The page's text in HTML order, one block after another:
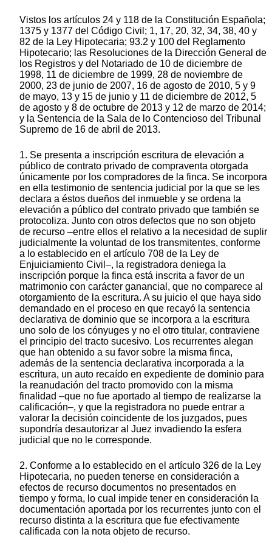
Vistos los artículos 24 y 118 de la Constitución Española;
1375 y 1377 del Código Civil; 1, 17, 20, 32, 34, 38, 40 y
82 de la Ley Hipotecaria; 93.2 y 100 del Reglamento
Hipotecario; las Resoluciones de la Dirección General de
los Registros y del Notariado de 10 de diciembre de
1998, 11 de diciembre de 1999, 28 de noviembre de
2000, 23 de junio de 2007, 16 de agosto de 2010, 5 y 9
de mayo, 13 y 15 de junio y 11 de diciembre de 2012, 5
de agosto y 8 de octubre de 2013 y 12 de marzo de 2014;
y la Sentencia de la Sala de lo Contencioso del Tribunal
Supremo de 16 de abril de 2013.
1. Se presenta a inscripción escritura de elevación a
público de contrato privado de compraventa otorgada
únicamente por los compradores de la finca. Se incorpora
en ella testimonio de sentencia judicial por la que se les
declara a éstos dueños del inmueble y se ordena la
elevación a público del contrato privado que también se
protocoliza. Junto con otros defectos que no son objeto
de recurso –entre ellos el relativo a la necesidad de suplir
judicialmente la voluntad de los transmitentes, conforme
a lo establecido en el artículo 708 de la Ley de
Enjuiciamiento Civil–, la registradora deniega la
inscripción porque la finca está inscrita a favor de un
matrimonio con carácter ganancial, que no comparece al
otorgamiento de la escritura. A su juicio el que haya sido
demandado en el proceso en que recayó la sentencia
declarativa de dominio que se incorpora a la escritura
uno solo de los cónyuges y no el otro titular, contraviene
el principio del tracto sucesivo. Los recurrentes alegan
que han obtenido a su favor sobre la misma finca,
además de la sentencia declarativa incorporada a la
escritura, un auto recaído en expediente de dominio para
la reanudación del tracto promovido con la misma
finalidad –que no fue aportado al tiempo de realizarse la
calificación–, y que la registradora no puede entrar a
valorar la decisión coincidente de los juzgados, pues
supondría desautorizar al Juez invadiendo la esfera
judicial que no le corresponde.
2. Conforme a lo establecido en el artículo 326 de la Ley
Hipotecaria, no pueden tenerse en consideración a
efectos de recurso documentos no presentados en
tiempo y forma, lo cual impide tener en consideración la
documentación aportada por los recurrentes junto con el
recurso distinta a la escritura que fue efectivamente
calificada con la nota objeto de recurso.